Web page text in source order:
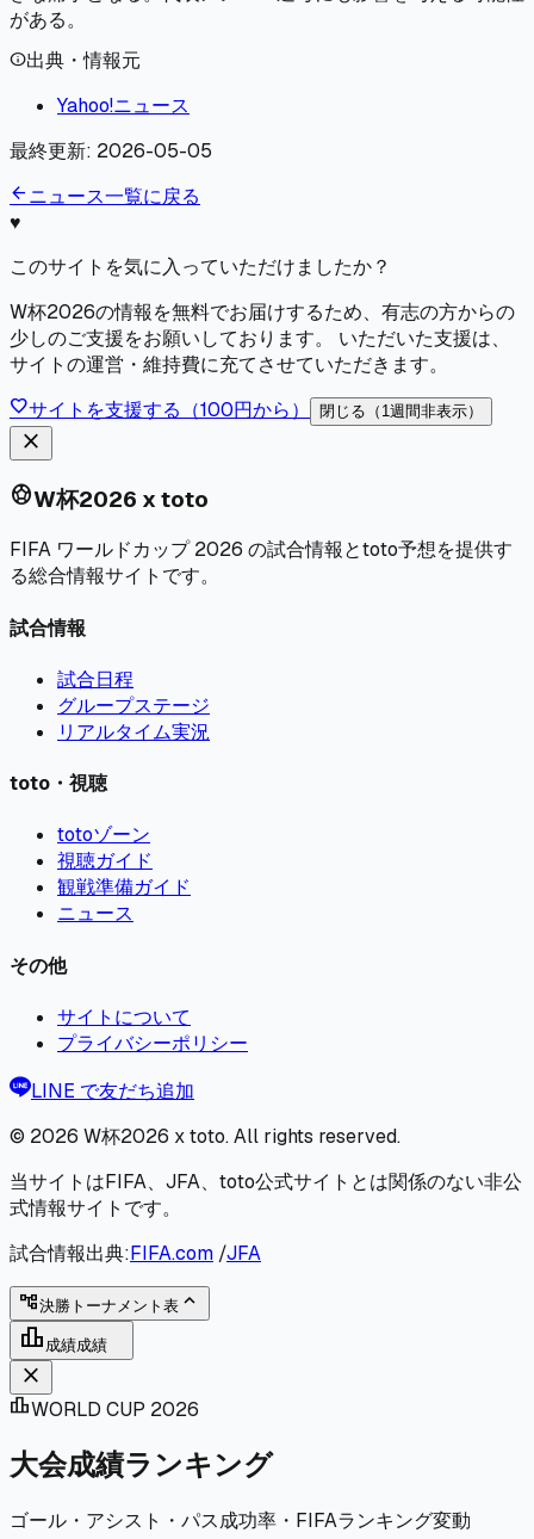
がある。
info出典・情報元
Yahoo!ニュース
最終更新: 2026-05-05
arrow_back ニュース一覧に戻る
♥
このサイトを気に入っていただけましたか？
W杯2026の情報を無料でお届けするため、有志の方からの
少しのご支援をお願いしております。 いただいた支援は、
サイトの運営・維持費に充てさせていただきます。
favoriteサイトを支援する（100円から） 閉じる（1週間非表示）
close
sports_soccerW杯2026 x toto
FIFA ワールドカップ 2026 の試合情報とtoto予想を提供す
る総合情報サイトです。
試合情報
試合日程
グループステージ
リアルタイム実況
toto・視聴
totoゾーン
視聴ガイド
観戦準備ガイド
ニュース
その他
サイトについて
プライバシーポリシー
LINE で友だち追加
© 2026 W杯2026 x toto. All rights reserved.
当サイトはFIFA、JFA、toto公式サイトとは関係のない非公
式情報サイトです。
試合情報出典:FIFA.com /JFA
account_tree決勝トーナメント表 expand_less
leaderboard 成績成績
close
leaderboardWORLD CUP 2026
大会成績ランキング
ゴール・アシスト・パス成功率・FIFAランキング変動